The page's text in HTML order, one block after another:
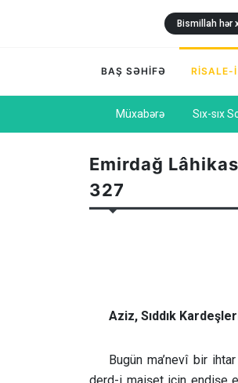
Bismillah hər
BAŞ SƏHİFƏ RİSALE-
Müxabərə Sıx-sıx
Emirdağ
327
Aziz, Sıddık
Bugün ma’nevî bir